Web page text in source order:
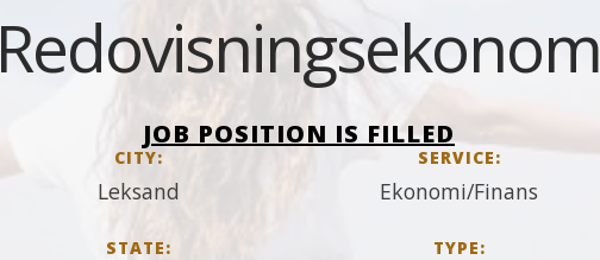
JOB POSITION IS FILLED
CITY:
Leksand
SERVICE:
Ekonomi/Finans
STATE: TYPE:
Redovisningsekonom